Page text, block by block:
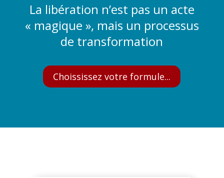
La libération n’est pas un acte
« magique », mais un processus
de transformation
Choississez votre formule...